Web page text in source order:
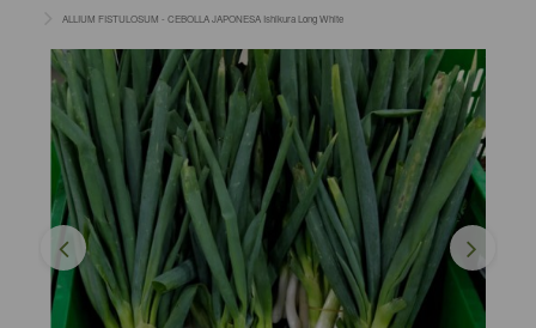
ALLIUM FISTULOSUM - CEBOLLA JAPONESA Ishikura Long White